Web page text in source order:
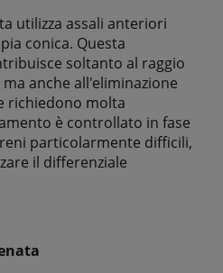
utilizza assali anteriori
conica. Questa
soltanto al raggio
anche all'eliminazione
richiedono molta
è controllato in fase
particolarmente difficili,
il differenziale